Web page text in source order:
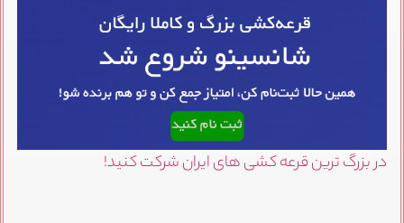
در بزرگ ترین قرعه کشی های ایران شرکت کنید!